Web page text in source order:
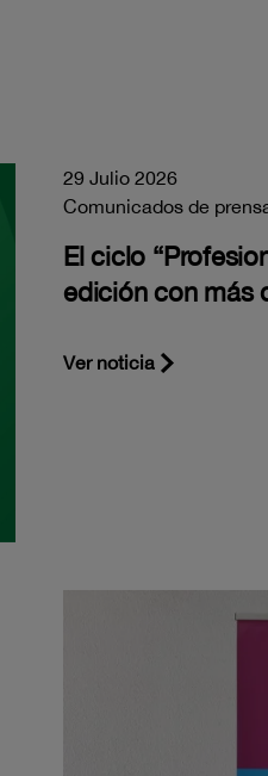
29 Julio 2026
Comunicados de
El ciclo
edición con más
Ver noticia